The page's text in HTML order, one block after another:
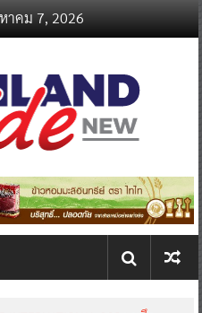
าคม 7, 2026